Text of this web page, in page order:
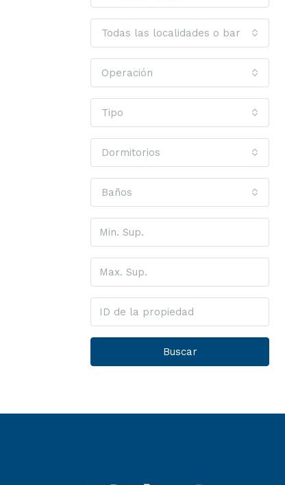
Todas las localidades o barrios
Operación
Tipo
Dormitorios
Baños
Buscar